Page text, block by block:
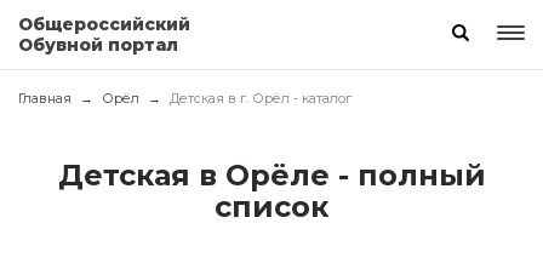
Общероссийский
Обувной портал
Главная Орёл Детская в г. Орёл - каталог
Детская в Орёле - полный
список